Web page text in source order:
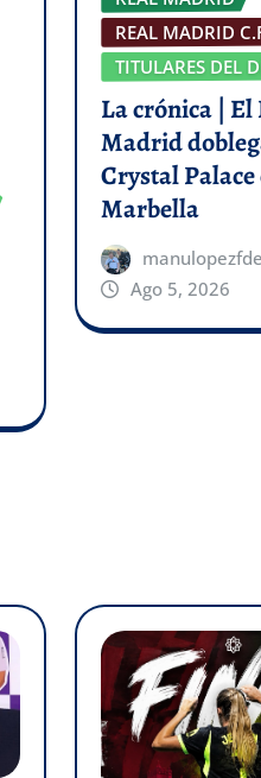
REAL MADRID
TITULARES DEL
La crónica | El
Madrid
Crystal Palace
Marbella
Ago 5, 2026